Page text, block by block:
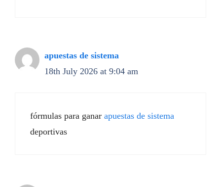
apuestas de sistema
18th July 2026 at 9:04 am
fórmulas para ganar apuestas de sistema
deportivas